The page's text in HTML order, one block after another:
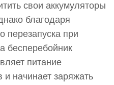
свои аккумуляторы
благодаря
перезапуска при
бесперебойник
питание
и начинает заряжать